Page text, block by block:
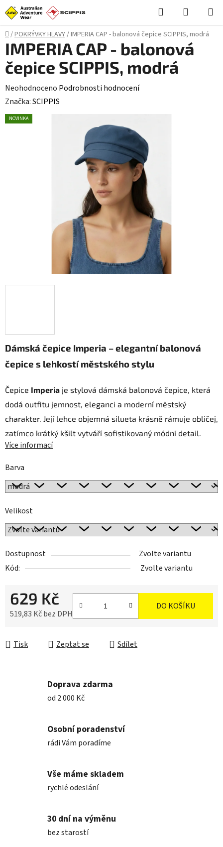
Přejít
na
obsah
Hledat
KOŠÍK
Domů
/POKRÝVKY HLAVY/IMPERIA CAP - balonová čepice SCIPPIS, modrá
Dámská čepice Imperia – elegantní balonová
čepice s lehkostí městského stylu
Čepice Imperia je stylová dámská balonová čepice, která
dodá outfitu jemnost, eleganci a moderní městský
charakter. Její lehce objemná silueta krásně rámuje obličej,
zatímco krátký kšilt vytváří sofistikovaný módní detail.
Více informací
Barva
Velikost
Dostupnost
Zvolte variantu
Kód:
Zvolte variantu
629 Kč
519,83 Kč bez DPH
DO KOŠÍKU
Tisk Zeptat se Sdílet
IMPERIA CAP - balonová
čepice SCIPPIS, modrá
Průměrné
hodnocení
produktu
Neohodnoceno Podrobnosti hodnocení
Značka:SCIPPIS
NOVINKA
Doprava zdarma
od 2 000 Kč
Osobní poradenství
rádi Vám poradíme
Vše máme skladem
rychlé odeslání
30 dní na výměnu
bez starostí